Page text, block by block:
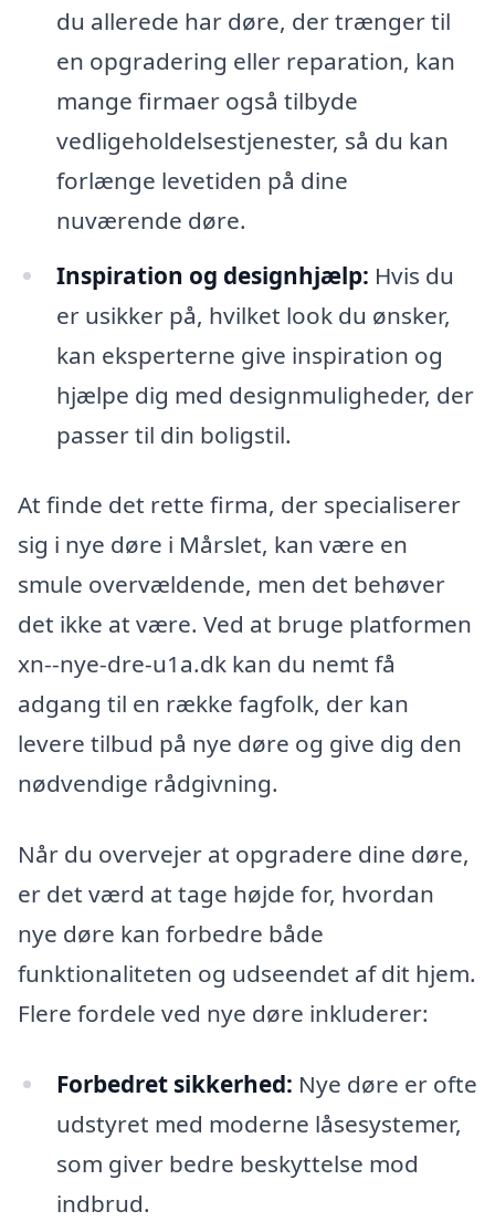
du allerede har døre, der trænger til
en opgradering eller reparation, kan
mange firmaer også tilbyde
vedligeholdelsestjenester, så du kan
forlænge levetiden på dine
nuværende døre.
Inspiration og designhjælp: Hvis du
er usikker på, hvilket look du ønsker,
kan eksperterne give inspiration og
hjælpe dig med designmuligheder, der
passer til din boligstil.
At finde det rette firma, der specialiserer
sig i nye døre i Mårslet, kan være en
smule overvældende, men det behøver
det ikke at være. Ved at bruge platformen
xn--nye-dre-u1a.dk kan du nemt få
adgang til en række fagfolk, der kan
levere tilbud på nye døre og give dig den
nødvendige rådgivning.
Når du overvejer at opgradere dine døre,
er det værd at tage højde for, hvordan
nye døre kan forbedre både
funktionaliteten og udseendet af dit hjem.
Flere fordele ved nye døre inkluderer:
Forbedret sikkerhed: Nye døre er ofte
udstyret med moderne låsesystemer,
som giver bedre beskyttelse mod
indbrud.